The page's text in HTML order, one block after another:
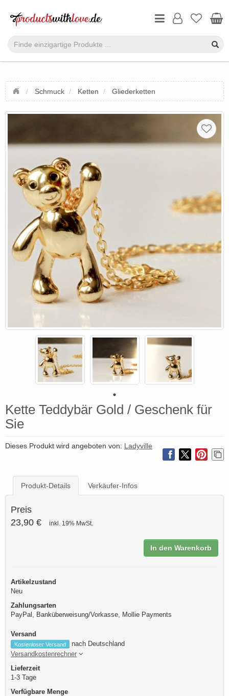
Schmuck Ketten Gliederketten
Kette Teddybär Gold / Geschenk für
Sie
Dieses Produkt wird angeboten von: Ladyville
Produkt-Details Verkäufer-Infos
Preis
23,90 €
inkl. 19% MwSt.
In den Warenkorb
Artikelzustand
Neu
Zahlungsarten
PayPal, Banküberweisung/Vorkasse, Mollie Payments
Versand
Kostenloser Versand
nach Deutschland
Versandkostenrechner
Lieferzeit
1-3 Tage
Verfügbare Menge